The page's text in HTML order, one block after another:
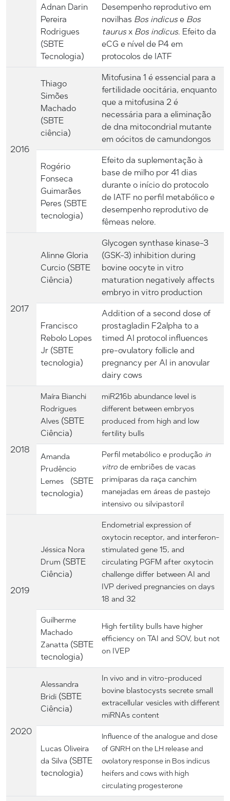
Adnan Darin
Pereira
Rodrigues
(SBTE
Tecnologia)
Desempenho reprodutivo em
novilhas Bos indicuse Bos
taurusx Bos indicus. Efeito da
eCG e nível de P4 em
protocolos de IATF
2016
Thiago
Simões
Machado
(SBTE
ciência)
Mitofusina 1 é essencial para a
fertilidade oocitária, enquanto
que a mitofusina 2 é
necessária para a eliminação
de dna mitocondrial mutante
em oócitos de camundongos
Rogério
Fonseca
Guimarães
Peres (SBTE
tecnologia)
Efeito da suplementação à
base de milho por 41 dias
durante o início do protocolo
de IATF no perfil metabólico e
desempenho reprodutivo de
fêmeas nelore.
2017
Alinne Gloria
Curcio (SBTE
Ciência)
Glycogen synthase kinase-3
(GSK-3) inhibition during
bovine oocyte in vitro
maturation negatively affects
embryo in vitro production
Francisco
Rebolo Lopes
Jr (SBTE
tecnologia)
Addition of a second dose of
prostagladin F2alpha to a
timed AI protocol influences
pre-ovulatory follicle and
pregnancy per AI in anovular
dairy cows
2018
Maíra Bianchi
Rodrigues
Alves (SBTE
Ciência)
miR216b abundance level is
different between embryos
produced from high and low
fertility bulls
Amanda
Prudêncio
Lemes (SBTE
tecnologia)
Perfil metabólico e produção in
vitro de embriões de vacas
primíparas da raça canchim
manejadas em áreas de pastejo
intensivo ou silvipastoril
2019
Jéssica Nora
Drum (SBTE
Ciência)
Endometrial expression of
oxytocin receptor, and interferon-
stimulated gene 15, and
circulating PGFM after oxytocin
challenge differ between AI and
IVP derived pregnancies on days
18 and 32
Guilherme
Machado
Zanatta (SBTE
tecnologia)
High fertility bulls have higher
efficiency on TAI and SOV, but not
on IVEP
2020
Alessandra
Bridi (SBTE
Ciência)
In vivo and in vitro-produced
bovine blastocysts secrete small
extracellular vesicles with different
miRNAs content
Lucas Oliveira
da Silva (SBTE
tecnologia)
Influence of the analogue and dose
of GNRH on the LH release and
ovolatory response in Bos indicus
heifers and cows with high
circulating progesterone